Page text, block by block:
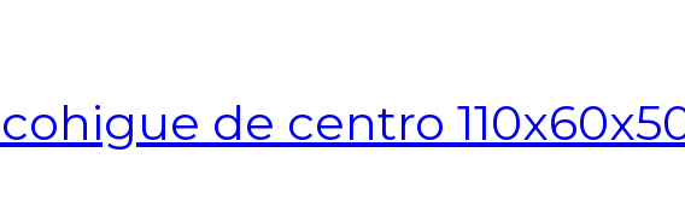
de centro